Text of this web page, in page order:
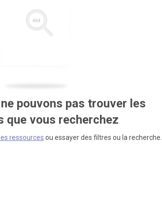
pouvons pas trouver les
que vous recherchez
ressources ou essayer des filtres ou la recherche.